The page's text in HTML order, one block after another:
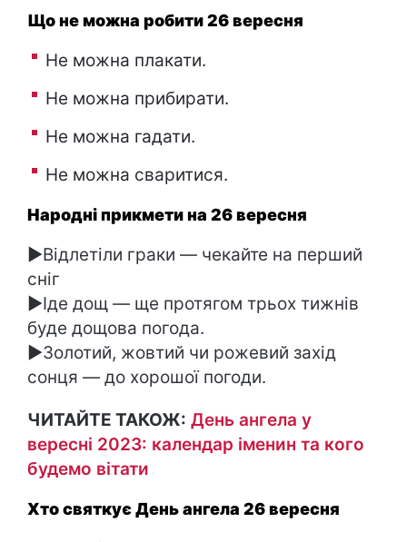
Що не можна робити 26 вересня
Не можна плакати.
Не можна прибирати.
Не можна гадати.
Не можна сваритися.
Народні прикмети на 26 вересня
►Відлетіли граки — чекайте на перший
сніг
►Іде дощ — ще протягом трьох тижнів
буде дощова погода.
►Золотий, жовтий чи рожевий захід
сонця — до хорошої погоди.
ЧИТАЙТЕ ТАКОЖ: День ангела у
вересні 2023: календар іменин та кого
будемо вітати
Хто святкує День ангела 26 вересня